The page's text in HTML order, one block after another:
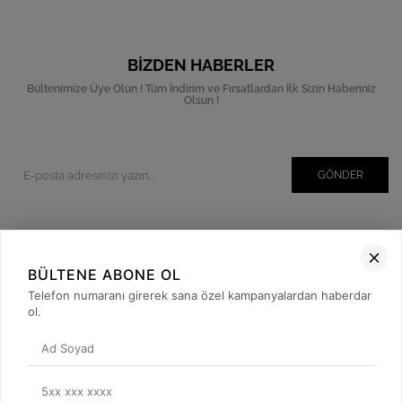
BIZDEN HABERLER
Bültenimize Üye Olun ! Tüm İndirim ve Fırsatlardan İlk Sizin Haberiniz
Olsun !
GÖNDER
Müşteri İlişkileri
Yardım
Kargo Takibi
BÜLTENE ABONE OL
Telefon numaranı girerek sana özel kampanyalardan haberdar
ol.